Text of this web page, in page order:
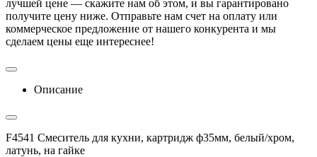
лучшей цене — скажите нам об этом, и вы гарантировано
получите цену ниже. Отправьте нам счет на оплату или
коммерческое предложение от нашего конкурента и мы
сделаем цены еще интереснее!
Описание
F4541 Смеситель для кухни, картридж ф35мм, белый/хром,
латунь, на гайке